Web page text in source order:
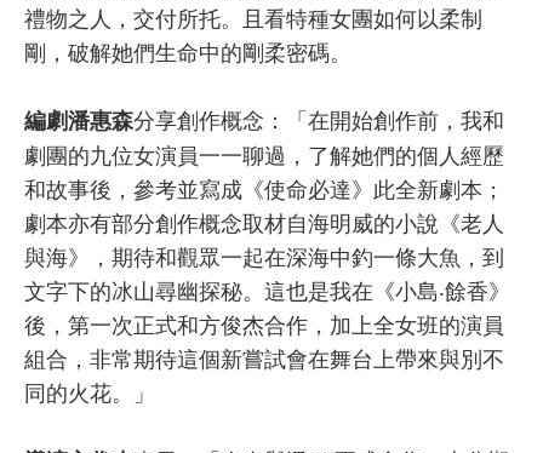
禮物之人，交付所托。且看特種女團如何以柔制
剛，破解她們生命中的剛柔密碼。
編劇潘惠森分享創作概念：「在開始創作前，我和
劇團的九位女演員一一聊過，了解她們的個人經歷
和故事後，參考並寫成《使命必達》此全新劇本；
劇本亦有部分創作概念取材自海明威的小說《老人
與海》，期待和觀眾一起在深海中釣一條大魚，到
文字下的冰山尋幽探秘。這也是我在《小島‧餘香》
後，第一次正式和方俊杰合作，加上全女班的演員
組合，非常期待這個新嘗試會在舞台上帶來與別不
同的火花。」